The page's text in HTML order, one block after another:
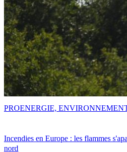
Incendies en Europe : les flammes
nord
PROENERGIE,